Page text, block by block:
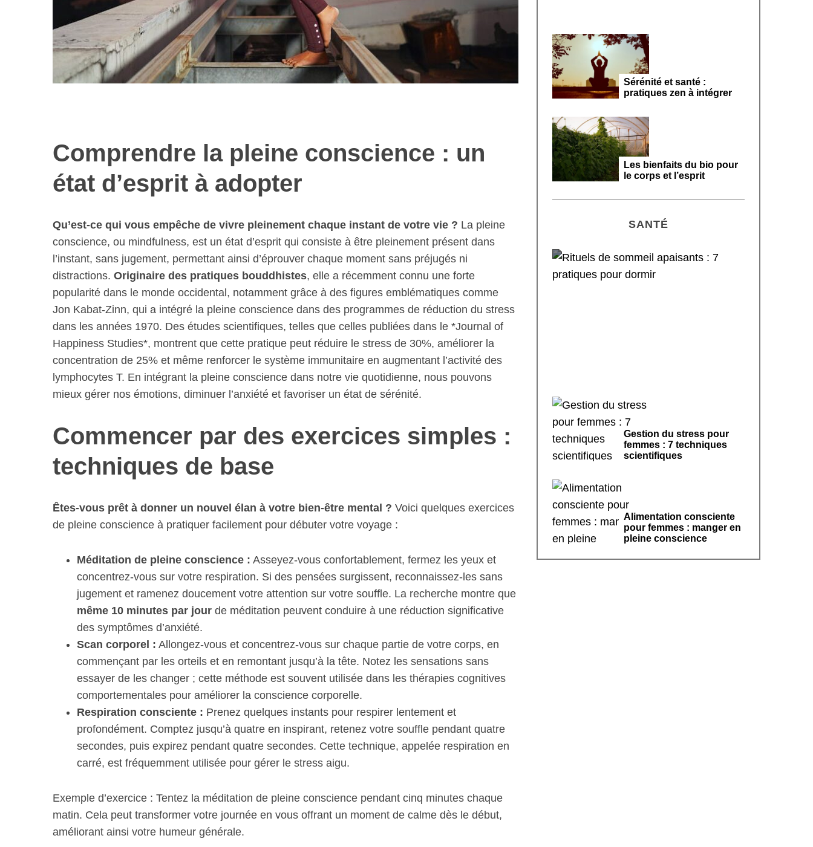
Comprendre la pleine conscience : un
état d’esprit à adopter
Qu’est-ce qui vous empêche de vivre pleinement chaque instant de votre vie ? La pleine
conscience, ou mindfulness, est un état d’esprit qui consiste à être pleinement présent dans
l’instant, sans jugement, permettant ainsi d’éprouver chaque moment sans préjugés ni
distractions. Originaire des pratiques bouddhistes, elle a récemment connu une forte
popularité dans le monde occidental, notamment grâce à des figures emblématiques comme
Jon Kabat-Zinn, qui a intégré la pleine conscience dans des programmes de réduction du stress
dans les années 1970. Des études scientifiques, telles que celles publiées dans le *Journal of
Happiness Studies*, montrent que cette pratique peut réduire le stress de 30%, améliorer la
concentration de 25% et même renforcer le système immunitaire en augmentant l’activité des
lymphocytes T. En intégrant la pleine conscience dans notre vie quotidienne, nous pouvons
mieux gérer nos émotions, diminuer l’anxiété et favoriser un état de sérénité.
Commencer par des exercices simples :
techniques de base
Êtes-vous prêt à donner un nouvel élan à votre bien-être mental ? Voici quelques exercices
de pleine conscience à pratiquer facilement pour débuter votre voyage :
Méditation de pleine conscience : Asseyez-vous confortablement, fermez les yeux et
concentrez-vous sur votre respiration. Si des pensées surgissent, reconnaissez-les sans
jugement et ramenez doucement votre attention sur votre souffle. La recherche montre que
même 10 minutes par jour de méditation peuvent conduire à une réduction significative
des symptômes d’anxiété.
Scan corporel : Allongez-vous et concentrez-vous sur chaque partie de votre corps, en
commençant par les orteils et en remontant jusqu’à la tête. Notez les sensations sans
essayer de les changer ; cette méthode est souvent utilisée dans les thérapies cognitives
comportementales pour améliorer la conscience corporelle.
Respiration consciente : Prenez quelques instants pour respirer lentement et
profondément. Comptez jusqu’à quatre en inspirant, retenez votre souffle pendant quatre
secondes, puis expirez pendant quatre secondes. Cette technique, appelée respiration en
carré, est fréquemment utilisée pour gérer le stress aigu.
Exemple d’exercice : Tentez la méditation de pleine conscience pendant cinq minutes chaque
matin. Cela peut transformer votre journée en vous offrant un moment de calme dès le début,
améliorant ainsi votre humeur générale.
Sérénité et santé :
pratiques zen à intégrer
Les bienfaits du bio pour
le corps et l’esprit
SANTÉ
Gestion du stress pour
femmes : 7 techniques
scientifiques
Alimentation consciente
pour femmes : manger en
pleine conscience
e
a
r
f
o
r